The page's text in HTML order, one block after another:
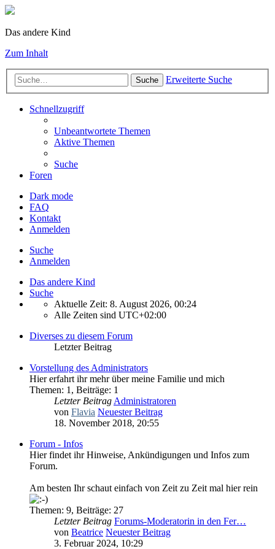
Das andere Kind
Zum Inhalt
Suche Erweiterte Suche
Schnellzugriff
Unbeantwortete Themen
Aktive Themen
Suche
Foren
Dark mode
FAQ
Kontakt
Anmelden
Suche
Anmelden
Das andere Kind
Suche
Aktuelle Zeit: 8. August 2026, 00:24
Alle Zeiten sind UTC+02:00
Diverses zu diesem Forum
Letzter Beitrag
Vorstellung des Administrators
Hier erfahrt ihr mehr über meine Familie und mich
Themen: 1 , Beiträge: 1
Letzter Beitrag Administratoren
von Flavia Neuester Beitrag
18. November 2018, 20:55
Forum - Infos
Hier findet ihr Hinweise, Ankündigungen und Infos zum
Forum.
Am besten Ihr schaut einfach von Zeit zu Zeit mal hier rein
Themen: 9, Beiträge: 27
Letzter Beitrag Forums-Moderatorin in den Fer…
von Beatrice Neuester Beitrag
3. Februar 2024, 10:29